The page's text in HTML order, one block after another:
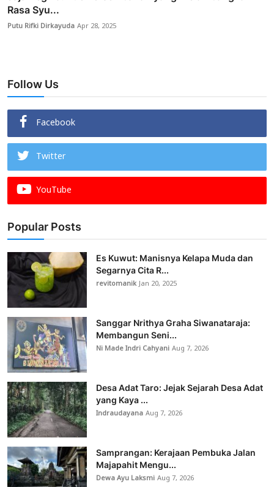
Rasa Syu...
Putu Rifki DirkayudaApr 28, 2025
Follow Us
Facebook
Twitter
YouTube
Popular Posts
Es Kuwut: Manisnya Kelapa Muda dan
Segarnya Cita R...
revitomanikJan 20, 2025
Sanggar Nrithya Graha Siwanataraja:
Membangun Seni...
Ni Made Indri CahyaniAug 7, 2026
Desa Adat Taro: Jejak Sejarah Desa Adat
yang Kaya ...
IndraudayanaAug 7, 2026
Samprangan: Kerajaan Pembuka Jalan
Majapahit Mengu...
Dewa Ayu LaksmiAug 7, 2026